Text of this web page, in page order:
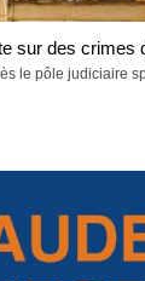
sur des crimes
le pôle judiciaire